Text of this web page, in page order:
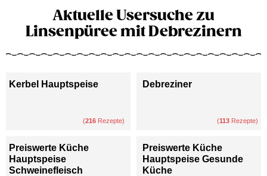
Aktuelle Usersuche zu
Linsenpüree mit Debrezinern
Kerbel Hauptspeise
(216 Rezepte)
Debreziner
(113 Rezepte)
Preiswerte Küche
Hauptspeise
Schweinefleisch
Preiswerte Küche
Hauptspeise Gesunde
Küche